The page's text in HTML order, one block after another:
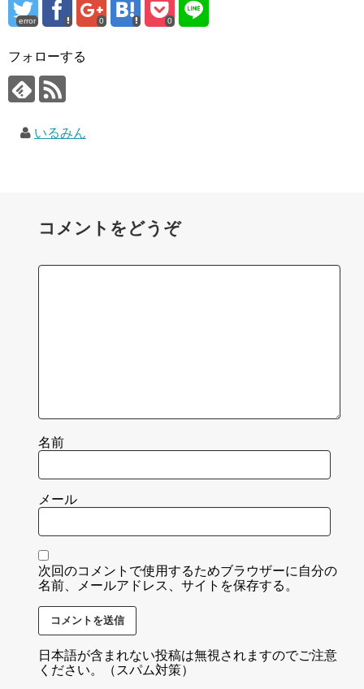
error 0 0
フォローする
いるみん
コメントをどうぞ
名前
メール
次回のコメントで使用するためブラウザーに自分の
名前、メールアドレス、サイトを保存する。
日本語が含まれない投稿は無視されますのでご注意
ください。（スパム対策）